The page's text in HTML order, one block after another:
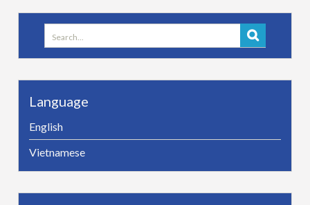
Search
for:
Language
English
Vietnamese